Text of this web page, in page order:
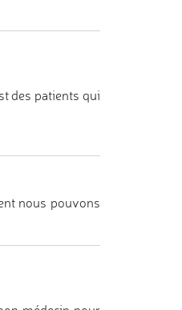
des patients qui
nous pouvons